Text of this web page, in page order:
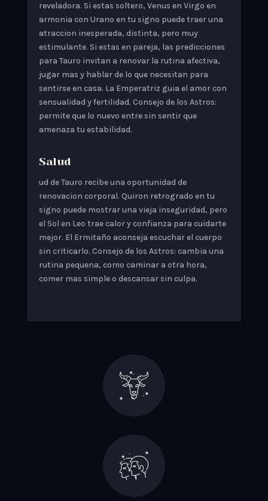
reveladora. Si estas soltero, Venus en Virgo en
armonia con Urano en tu signo puede traer una
atraccion inesperada, distinta, pero muy
estimulante. Si estas en pareja, las predicciones
para Tauro invitan a renovar la rutina afectiva,
jugar mas y hablar de lo que necesitan para
sentirse en casa. La Emperatriz guia el amor con
sensualidad y fertilidad. Consejo de los Astros:
permite que lo nuevo entre sin sentir que
amenaza tu estabilidad.
Salud
ud de Tauro recibe una oportunidad de
renovacion corporal. Quiron retrogrado en tu
signo puede mostrar una vieja inseguridad, pero
el Sol en Leo trae calor y confianza para cuidarte
mejor. El Ermitaño aconseja escuchar el cuerpo
sin criticarlo. Consejo de los Astros: cambia una
rutina pequena, como caminar a otra hora,
comer mas simple o descansar sin culpa.